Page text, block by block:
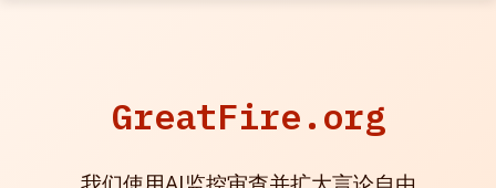
GreatFire.org